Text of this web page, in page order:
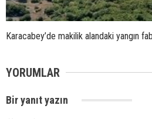
Karacabey’de makilik alandaki yangın
YORUMLAR
Bir yanıt yazın